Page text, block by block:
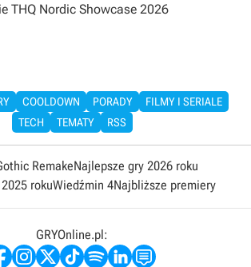
THQ Nordic Showcase 2026
COOLDOWN PORADY
FILMY I SERIALE
TECH
TEMATY RSS
RemakeNajlepsze gry 2026 roku
rokuWiedźmin 4Najbliższe premiery
GRYOnline.pl: